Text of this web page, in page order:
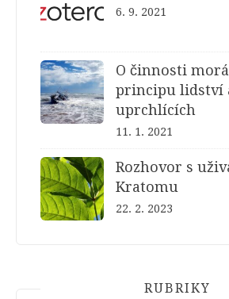
6. 9. 2021
O činnosti
principu lidství
uprchlících
11. 1. 2021
Rozhovor s
Kratomu
22. 2. 2023
RUBRIKY